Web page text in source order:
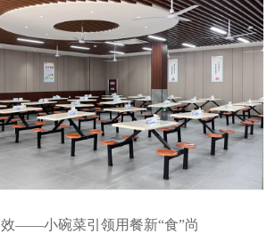
——小碗菜引领用餐新“食”尚